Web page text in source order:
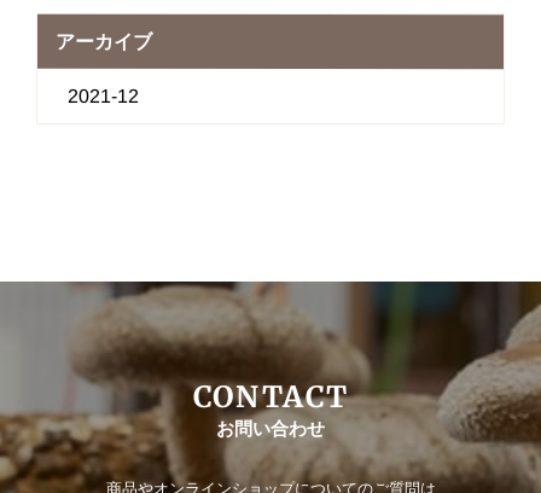
アーカイブ
2021-12
CONTACT
お問い合わせ
商品やオンラインショップについてのご質問は